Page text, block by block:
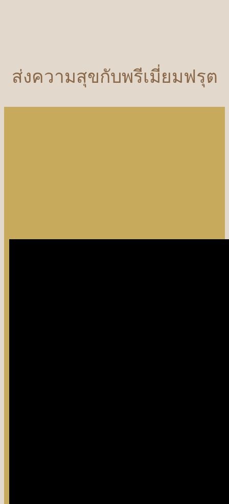
ส่งความสุขกับพรีเมี่ยมฟรุต